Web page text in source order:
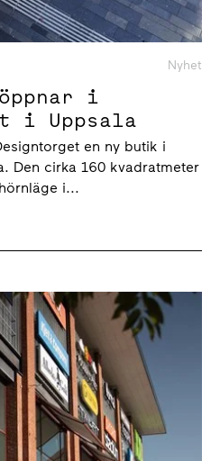
Nyhet
i
i Uppsala
en ny butik i
Den cirka 160 kvadratmeter
i...